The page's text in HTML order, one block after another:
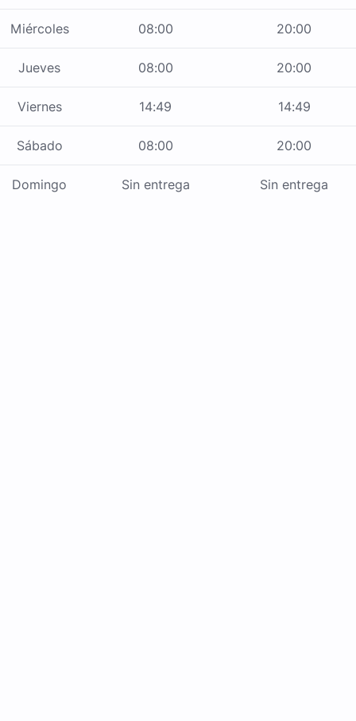
Miércoles 08:00 20:00
Jueves 08:00 20:00
Viernes 14:49 14:49
Sábado 08:00 20:00
Domingo Sin entrega Sin entrega